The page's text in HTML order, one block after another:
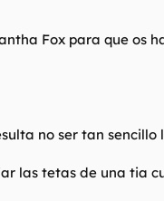
Fox para que os
no ser tan
las tetas de una tia